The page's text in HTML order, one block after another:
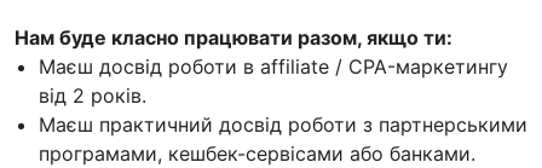
Нам буде класно працювати разом, якщо ти:
Маєш досвід роботи в affiliate / CPA-маркетингу
від 2 років.
Маєш практичний досвід роботи з партнерськими
програмами, кешбек-сервісами або банками.